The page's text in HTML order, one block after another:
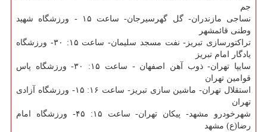
جم
نساجی مازندران- گل گهرسیرجان- ساعت ۱۵ - ورزشگاه شهید
وطنی قائمشهر
تراكتورسازی تبریز- نفت مسجد سلیمان- ساعت ۱۵: ۳۰- ورزشگاه
یادگار امام تبریز
سایپا تهران- ذوب آهن اصفهان - ساعت ۱۵: ۳۰- ورزشگاه پاس
قوامین تهران
استقلال تهران- ماشین سازی تبریز- ساعت ۱۶: ۱۵- ورزشگاه آزادی
تهران
شهرخودرو مشهد- پیكان تهران- ساعت ۱۵: ۴۵- ورزشگاه امام
رضا(ع) مشهد